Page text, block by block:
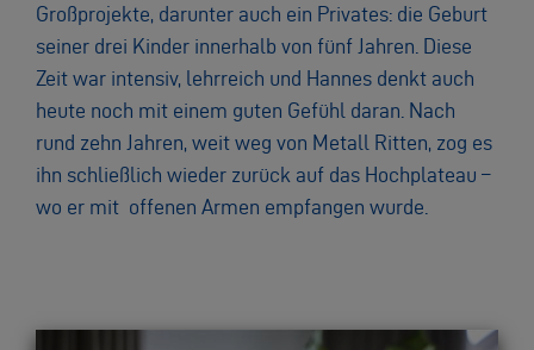
Großprojekte, darunter auch ein Privates: die Geburt
seiner drei Kinder innerhalb von fünf Jahren. Diese
Zeit war intensiv, lehrreich und Hannes denkt auch
heute noch mit einem guten Gefühl daran. Nach
rund zehn Jahren, weit weg von Metall Ritten, zog es
ihn schließlich wieder zurück auf das Hochplateau –
wo er mit offenen Armen empfangen wurde.